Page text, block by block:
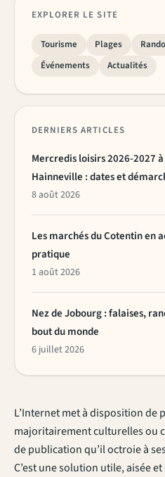
L’Internet met à disposition de
majoritairement culturelles ou
de publication qu’il octroie à
C’est une solution utile, aisée
EXPLORER LE SITE
Tourisme Plages
Événements
Actualités
DERNIERS ARTICLES
Mercredis loisirs 2026-2027
Hainneville : dates et
8 août 2026
Les marchés du Cotentin en
pratique
1 août 2026
Nez de Jobourg : falaises,
bout du monde
6 juillet 2026